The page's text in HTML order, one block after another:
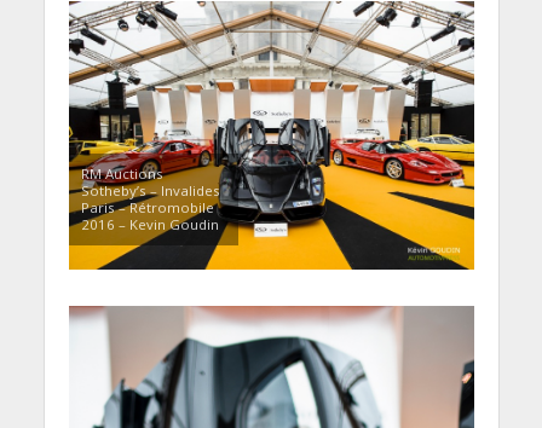
RM Auctions
Sotheby’s – Invalides
Paris – Rétromobile
2016 – Kevin Goudin